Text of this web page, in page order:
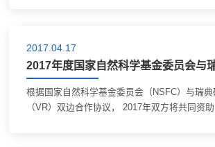
2017.04.17
根据国家自然科学基金委员会（NSFC）与瑞典
（VR）双边合作协议， 2017年双方将共同资